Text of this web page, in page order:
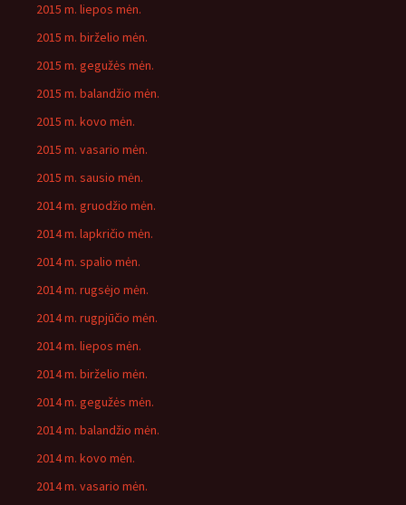
2015 m. liepos mėn.
2015 m. birželio mėn.
2015 m. gegužės mėn.
2015 m. balandžio mėn.
2015 m. kovo mėn.
2015 m. vasario mėn.
2015 m. sausio mėn.
2014 m. gruodžio mėn.
2014 m. lapkričio mėn.
2014 m. spalio mėn.
2014 m. rugsėjo mėn.
2014 m. rugpjūčio mėn.
2014 m. liepos mėn.
2014 m. birželio mėn.
2014 m. gegužės mėn.
2014 m. balandžio mėn.
2014 m. kovo mėn.
2014 m. vasario mėn.